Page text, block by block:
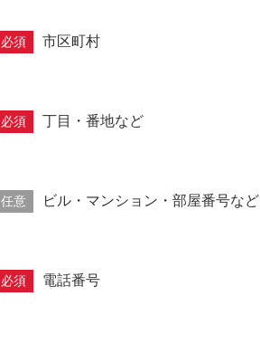
必須 市区町村
必須 丁目・番地など
任意 ビル・マンション・部屋番号など
必須 電話番号